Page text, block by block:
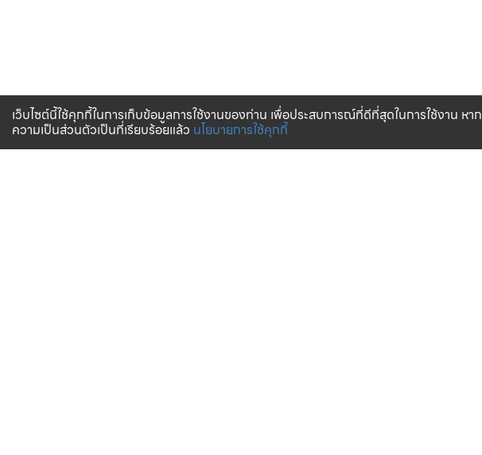
เว็บไซต์นี้ใช้คุกกี้ในการเก็บข้อมูลการใช้งานของท่าน เพื่อประสบการณ์ที่ดีที่สุดในการใช้งาน ห
ความเป็นส่วนตัวเป็นที่เรียบร้อยแล้ว นโยบายการใช้คุกกี้